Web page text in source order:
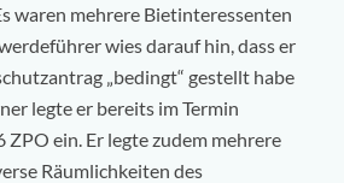
waren mehrere Bietinteressenten
wies darauf hin, dass er
„bedingt“ gestellt habe
legte er bereits im Termin
ZPO ein. Er legte zudem mehrere
Räumlichkeiten des